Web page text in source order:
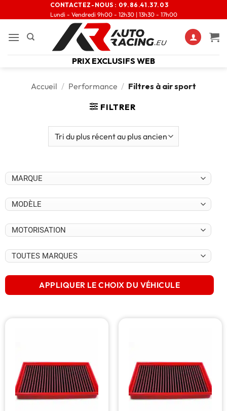
CONTACTEZ-NOUS : 09.86.41.37.03
Lundi - Vendredi 9h00 - 12h30 | 13h30 - 17h00
PRIX EXCLUSIFS WEB
Accueil / Performance / Filtres à air sport
FILTRER
APPLIQUER LE CHOIX DU VÉHICULE